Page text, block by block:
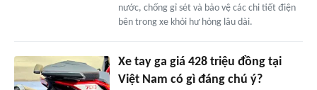
nước, chống gỉ sét và bảo vệ các chi tiết điện
bên trong xe khỏi hư hỏng lâu dài.
Xe tay ga giá 428 triệu đồng tại
Việt Nam có gì đáng chú ý?